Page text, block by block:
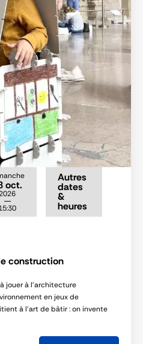
oct.
Autres
dates
&
heures
construction
jouer à l’architecture
en jeux de
à l’art de bâtir : on invente